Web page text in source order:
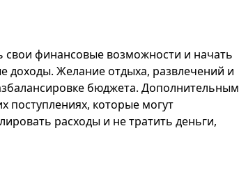
свои финансовые возможности и начать
доходы. Желание отдыха, развлечений и
бюджета. Дополнительным
поступлениях, которые могут
расходы и не тратить деньги,